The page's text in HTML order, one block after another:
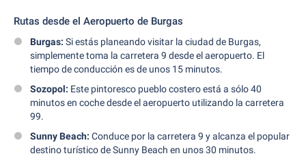
Rutas desde el Aeropuerto de Burgas
Burgas: Si estás planeando visitar la ciudad de Burgas,
simplemente toma la carretera 9 desde el aeropuerto. El
tiempo de conducción es de unos 15 minutos.
Sozopol: Este pintoresco pueblo costero está a sólo 40
minutos en coche desde el aeropuerto utilizando la carretera
99.
Sunny Beach: Conduce por la carretera 9 y alcanza el popular
destino turístico de Sunny Beach en unos 30 minutos.